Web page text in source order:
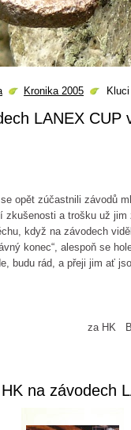
Kronika 2005
LANEX CUP
zúčastnili závodů
zkušenosti a trošku už
když na závodech
konec“, alespoň se
budu rád, a přeji jim ať
na závodech